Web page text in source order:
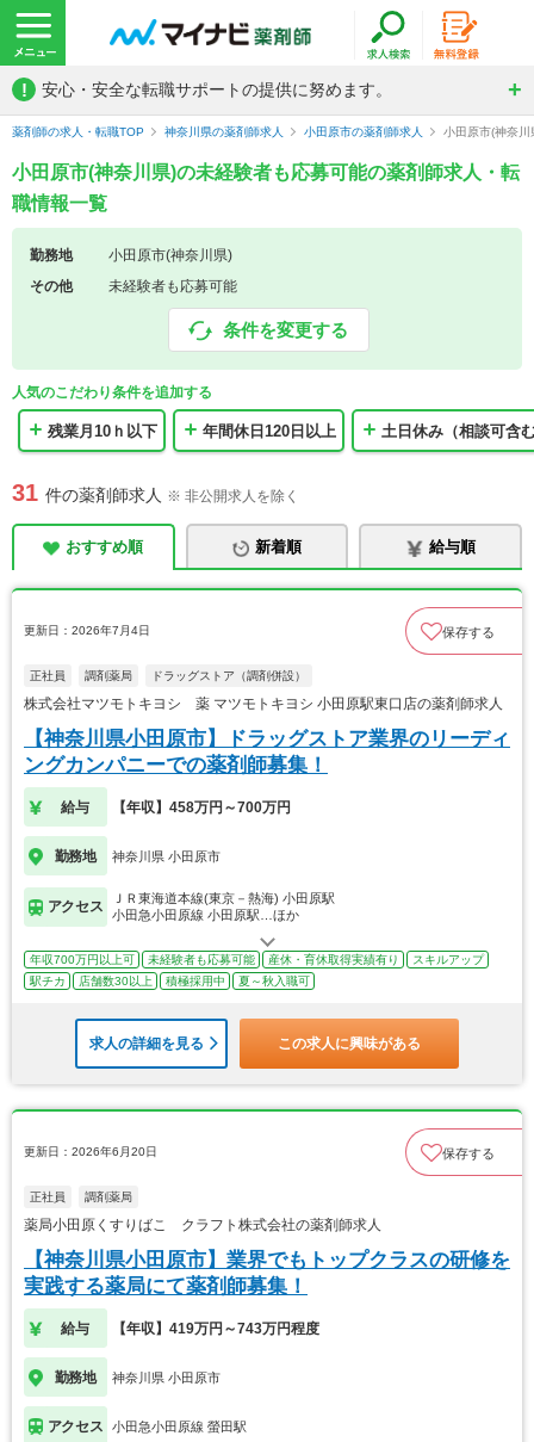
! 安心・安全な転職サポートの提供に努めます。
薬剤師の求人・転職TOP 神奈川県の薬剤師求人 小田原市の薬剤師求人 小田原市(神奈
小田原市(神奈川県)の未経験者も応募可能の薬剤師求人・転
職情報一覧
勤務地
小田原市(神奈川県)
その他
未経験者も応募可能
条件を変更する
人気のこだわり条件を追加する
残業月10ｈ以下 年間休日120日以上 土日休み（相談可含
31 件の薬剤師求人 ※ 非公開求人を除く
おすすめ順 新着順 給与順
更新日：2026年7月4日 保存する
正社員 調剤薬局 ドラッグストア（調剤併設）
株式会社マツモトキヨシ 薬 マツモトキヨシ 小田原駅東口店の薬剤師求人
【神奈川県小田原市】ドラッグストア業界のリーディ
ングカンパニーでの薬剤師募集！
給与 【年収】458万円～700万円
勤務地 神奈川県 小田原市
アクセス
ＪＲ東海道本線(東京－熱海) 小田原駅
小田急小田原線 小田原駅…ほか
年収700万円以上可 未経験者も応募可能 産休・育休取得実績有り
スキルアップ
駅チカ
店舗数30以上 積極採用中 夏～秋入職可
求人の詳細を見る この求人に興味がある
更新日：2026年6月20日 保存する
正社員 調剤薬局
薬局小田原くすりばこ クラフト株式会社の薬剤師求人
【神奈川県小田原市】業界でもトップクラスの研修を
実践する薬局にて薬剤師募集！
給与 【年収】419万円～743万円程度
勤務地 神奈川県 小田原市
アクセス 小田急小田原線 螢田駅